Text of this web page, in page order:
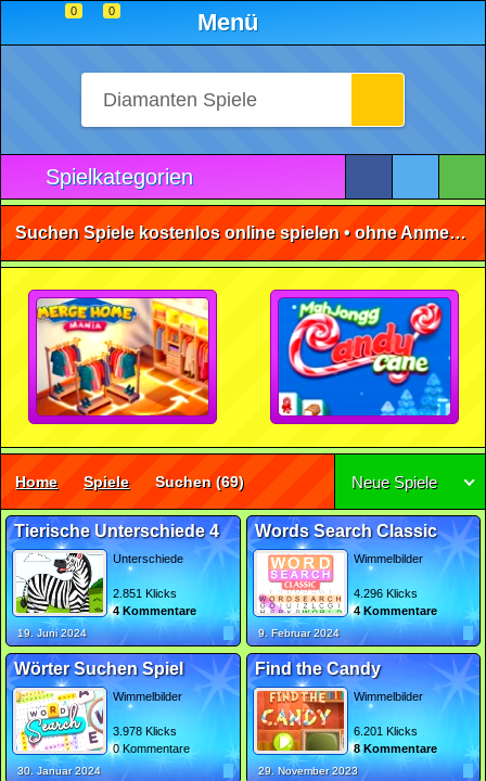
0 0 Menü
Spielkategorien
Suchen Spiele kostenlos online spielen • ohne Anmeldung 🕹️
Home Spiele Suchen (69) Neue Spiele
Tierische Unterschiede 4
Unterschiede
2.851 Klicks
4 Kommentare
19. Juni 2024
Words Search Classic
Wimmelbilder
4.296 Klicks
4 Kommentare
9. Februar 2024
Wörter Suchen Spiel
Wimmelbilder
3.978 Klicks
0 Kommentare
30. Januar 2024
Find the Candy
Wimmelbilder
6.201 Klicks
8 Kommentare
29. November 2023